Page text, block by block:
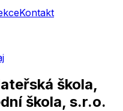
Kontakt
škola,
škola, s.r.o.